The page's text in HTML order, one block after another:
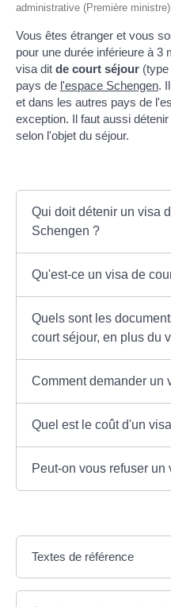
administrative (Première ministre)
Vous êtes étranger et vous
pour une durée inférieure à
visa dit de court séjour
pays de l'espace Schengen.
et dans les autres pays de
exception. Il faut aussi
selon l'objet du séjour.
Qui doit détenir un visa
Schengen ?
Qu'est-ce un visa de
Quels sont les
court séjour, en plus du
Comment demander un
Quel est le coût d'un
Peut-on vous refuser
Textes de référence